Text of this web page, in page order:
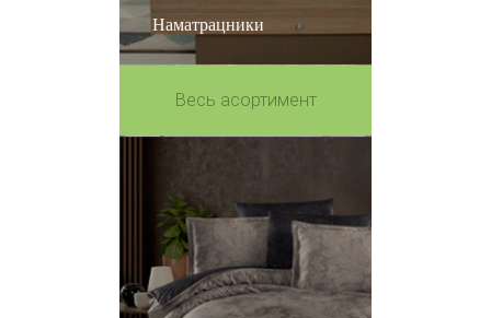
Наматрацники
Весь асортимент